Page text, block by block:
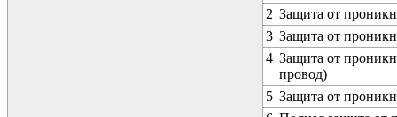
2 Защита от
3 Защита от
4 Защита от
провод)
5 Защита от